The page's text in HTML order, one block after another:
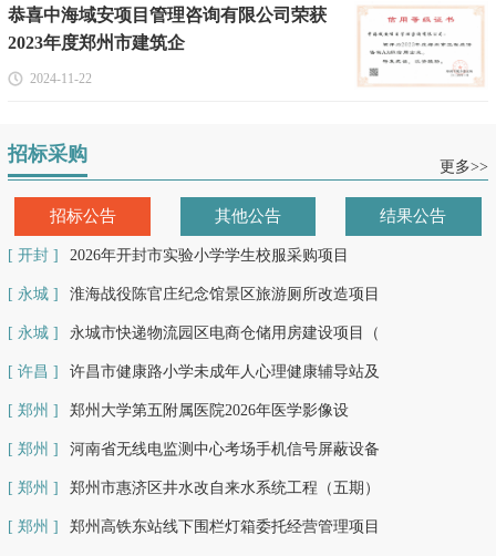
恭喜中海域安项目管理咨询有限公司荣获
2023年度郑州市建筑企
2024-11-22
招标采购
更多>>
招标公告 其他公告 结果公告
[ 开封 ] 2026年开封市实验小学学生校服采购项目
[ 永城 ] 淮海战役陈官庄纪念馆景区旅游厕所改造项目
[ 永城 ] 永城市快递物流园区电商仓储用房建设项目（
[ 许昌 ] 许昌市健康路小学未成年人心理健康辅导站及
[ 郑州 ] 郑州大学第五附属医院2026年医学影像设
[ 郑州 ] 河南省无线电监测中心考场手机信号屏蔽设备
[ 郑州 ] 郑州市惠济区井水改自来水系统工程（五期）
[ 郑州 ] 郑州高铁东站线下围栏灯箱委托经营管理项目